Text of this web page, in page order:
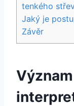
tenkého
Jaký je
Závěr